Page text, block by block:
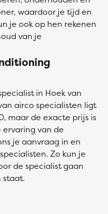
waardoor je tijd en
je ook op hen rekenen
van je
in Hoek van
airco specialisten ligt
maar de exacte prijs is
ervaring van de
je aanvraag in en
Zo kun je
de specialist gaan
staat.